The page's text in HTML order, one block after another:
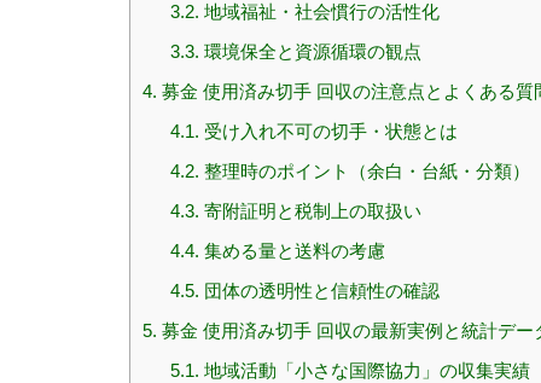
3.2. 地域福祉・社会慣行の活性化
3.3. 環境保全と資源循環の観点
4. 募金 使用済み切手 回収の注意点とよくある質
4.1. 受け入れ不可の切手・状態とは
4.2. 整理時のポイント（余白・台紙・分類）
4.3. 寄附証明と税制上の取扱い
4.4. 集める量と送料の考慮
4.5. 団体の透明性と信頼性の確認
5. 募金 使用済み切手 回収の最新実例と統計デー
5.1. 地域活動「小さな国際協力」の収集実績